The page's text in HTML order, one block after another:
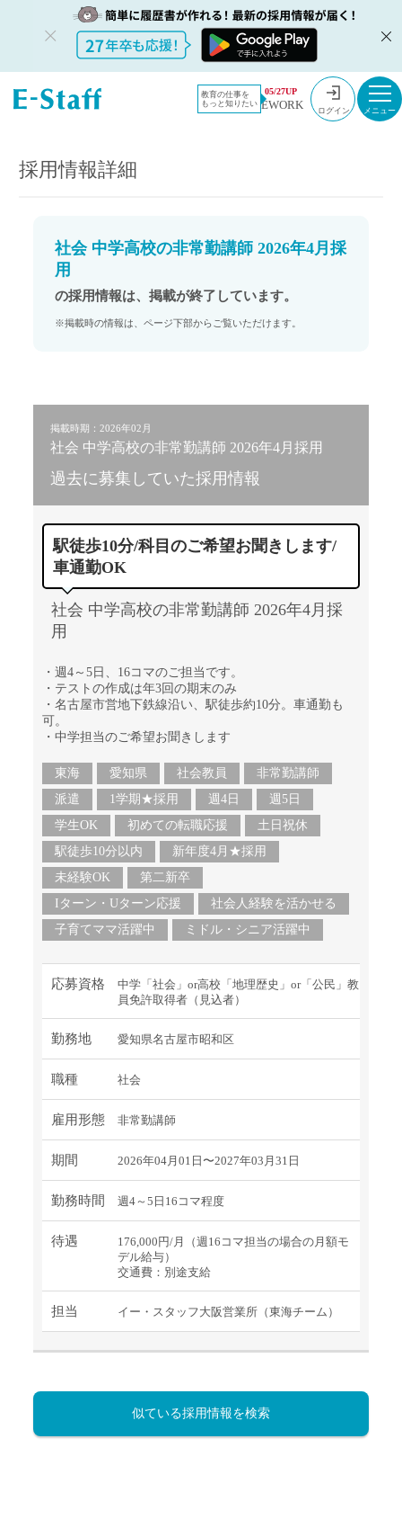
教育の仕事を
もっと知りたい
05/27UP
EWORK ログイン
教員採用情
報のイー・
採用情報
社会 中学高校の非常勤講師 2026年4月採用
採用情報詳細
社会 中学高校の非常勤講師 2026年4月採
用
の採用情報は、掲載が終了しています。
※掲載時の情報は、ページ下部からご覧いただけます。
掲載時期：2026年02月
社会 中学高校の非常勤講師 2026年4月採用
過去に募集していた採用情報
駅徒歩10分/科目のご希望お聞きします/
車通勤OK
社会 中学高校の非常勤講師 2026年4月採
用
・週4～5日、16コマのご担当です。
・テストの作成は年3回の期末のみ
・名古屋市営地下鉄線沿い、駅徒歩約10分。車通勤も
可。
・中学担当のご希望お聞きします
東海 愛知県 社会教員
非常勤講師
派遣
1学期★採用 週4日
週5日
学生OK
初めての転職応援
土日祝休
駅徒歩10分以内
新年度4月★採用
未経験OK
第二新卒
Iターン・Uターン応援
社会人経験を活かせる
子育てママ活躍中
ミドル・シニア活躍中
応募資格
中学「社会」or高校「地理歴史」or「公民」教
員免許取得者（見込者）
勤務地 愛知県名古屋市昭和区
職種 社会
雇用形態 非常勤講師
期間 2026年04月01日〜2027年03月31日
勤務時間 週4～5日16コマ程度
待遇
176,000円/月（週16コマ担当の場合の月額モ
デル給与）
交通費：別途支給
担当 イー・スタッフ大阪営業所（東海チーム）
似ている採用情報を検索